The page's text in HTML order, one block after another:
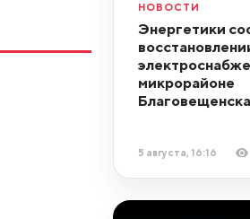
НОВОСТИ
Энергетики
микрорайоне
Благовещенска
5 августа, 16:16